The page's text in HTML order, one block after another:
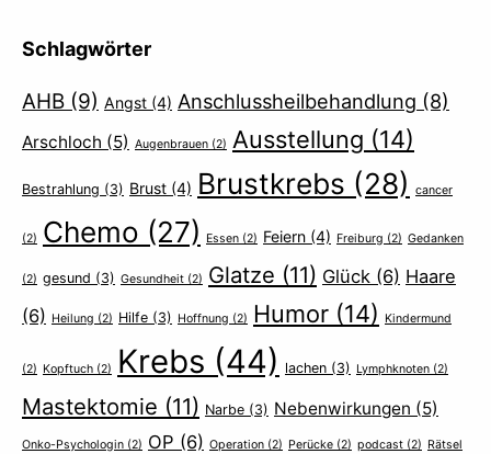
Schlagwörter
AHB (9) Angst (4) Anschlussheilbehandlung (8)
Arschloch (5) Augenbrauen (2) Ausstellung (14)
Bestrahlung (3) Brust (4) Brustkrebs (28) cancer
(2) Chemo (27) Essen (2) Feiern (4) Freiburg (2) Gedanken
(2) gesund (3) Gesundheit (2) Glatze (11) Glück (6) Haare
(6) Heilung (2) Hilfe (3) Hoffnung (2) Humor (14) Kindermund
(2) Kopftuch (2) Krebs (44) lachen (3) Lymphknoten (2)
Mastektomie (11) Narbe (3) Nebenwirkungen (5)
Onko-Psychologin (2) OP (6) Operation (2) Perücke (2) podcast (2) Rätsel